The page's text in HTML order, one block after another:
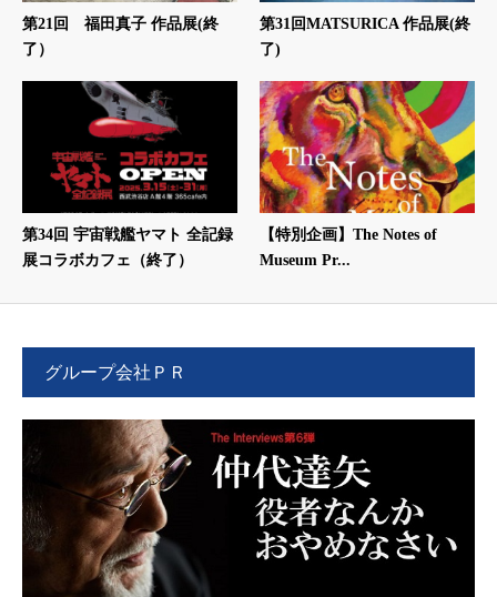
第21回 福田真子 作品展(終
了）
第31回MATSURICA 作品展(終
了)
第34回 宇宙戦艦ヤマト 全記録
展コラボカフェ（終了）
【特別企画】The Notes of
Museum Pr...
グループ会社ＰＲ